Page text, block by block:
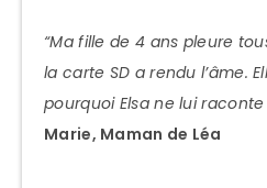
“Ma fille de 4 ans pleure
la carte SD a rendu l’âme.
pourquoi Elsa ne lui raconte
Marie, Maman de Léa